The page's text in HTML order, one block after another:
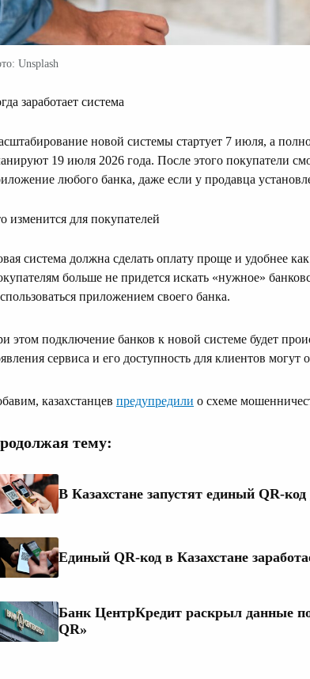
Unsplash
заработает система
новой системы стартует 7 июля, а
19 июля 2026 года. После этого покупатели
любого банка, даже если у продавца
изменится для покупателей
система должна сделать оплату проще и удобнее
больше не придется искать «нужное»
приложением своего банка.
этом подключение банков к новой системе будет
сервиса и его доступность для клиентов могут
казахстанцев предупредили о схеме
тему:
В Казахстане запустят единый QR-
Единый QR-код в Казахстане
Банк ЦентрКредит раскрыл данные
QR»